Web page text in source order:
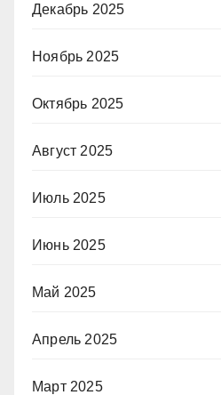
Декабрь 2025
Ноябрь 2025
Октябрь 2025
Август 2025
Июль 2025
Июнь 2025
Май 2025
Апрель 2025
Март 2025